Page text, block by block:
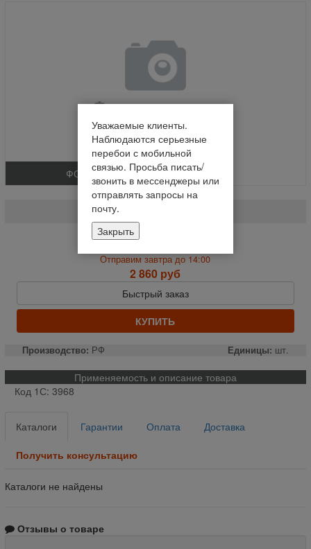
ФОТО
Шатун СМД-23 (шт.)
На складе
Отправим завтра до 14:00
2 860 руб
Быстрый заказ
КУПИТЬ
Производство: РФ Единицы: шт.
Применяемость и описание товара
Код 1С: 3968
Каталоги Гарантии Оплата Доставка
Получить консультацию
Каталоги не найдены
Отзывы о товаре
Уважаемые клиенты.
Наблюдаются серьезные
перебои с мобильной
связью. Просьба писать/
звонить в мессенджеры или
отправлять запросы на
почту.
Закрыть